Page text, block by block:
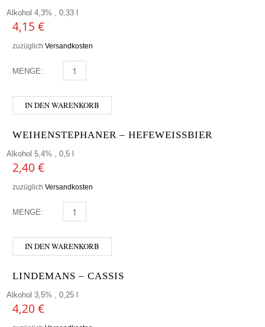
Alkohol 4,3% , 0,33 l
4,15 €
zuzüglich Versandkosten
MENGE: MONYO - CHERRY HERO MENGE
IN DEN WARENKORB
WEIHENSTEPHANER – HEFEWEISSBIER
Alkohol 5,4% , 0,5 l
2,40 €
zuzüglich Versandkosten
MENGE: WEIHENSTEPHANER - HEFEWEISSBIER MENGE
IN DEN WARENKORB
LINDEMANS – CASSIS
Alkohol 3,5% , 0,25 l
4,20 €